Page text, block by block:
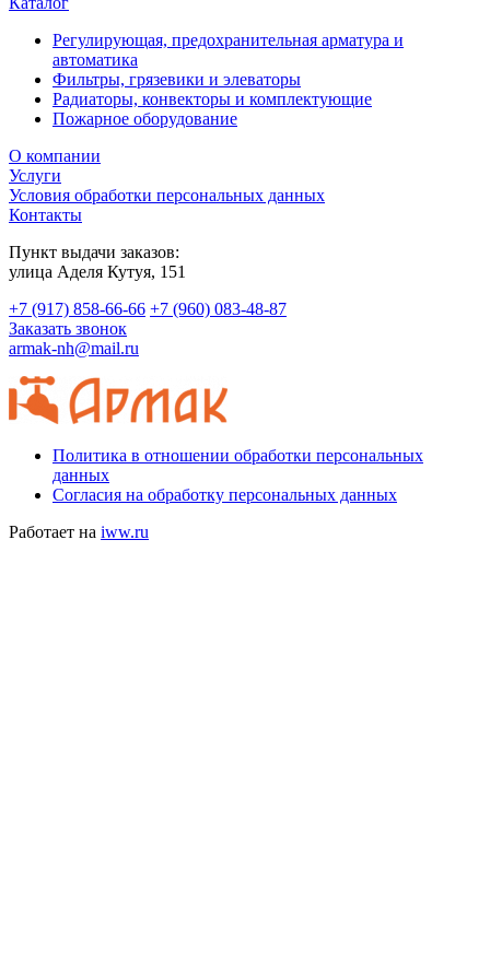
Регулирующая, предохранительная арматура и
автоматика
Фильтры, грязевики и элеваторы
Радиаторы, конвекторы и комплектующие
Пожарное оборудование
О компании
Услуги
Условия обработки персональных данных
Контакты
Пункт выдачи заказов:
​улица Аделя Кутуя, 151
+7 (917) 858-66-66 +7 (960) 083-48-87
Заказать звонок
armak-nh@mail.ru
Политика в отношении обработки персональных
данных
Согласия на обработку персональных данных
Работает на iww.ru